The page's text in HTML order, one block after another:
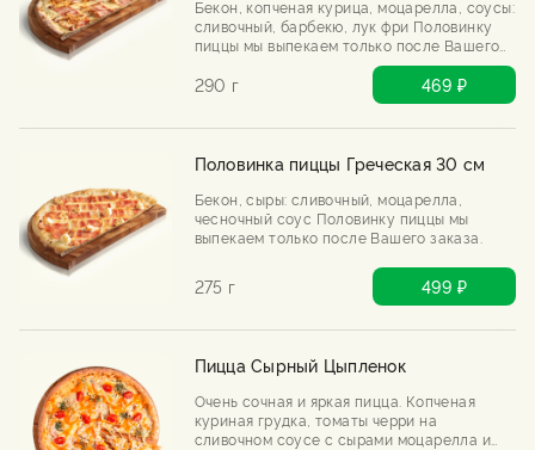
Бекон, копченая курица, моцарелла, соусы:
сливочный, барбекю, лук фри Половинку
пиццы мы выпекаем только после Вашего
290 г 469 ₽
Половинка пиццы Греческая 30 см
Бекон, сыры: сливочный, моцарелла,
чесночный соус Половинку пиццы мы
выпекаем только после Вашего заказа.
275 г 499 ₽
Пицца Сырный Цыпленок
Очень сочная и яркая пицца. Копченая
куриная грудка, томаты черри на
сливочном соусе с сырами моцарелла и